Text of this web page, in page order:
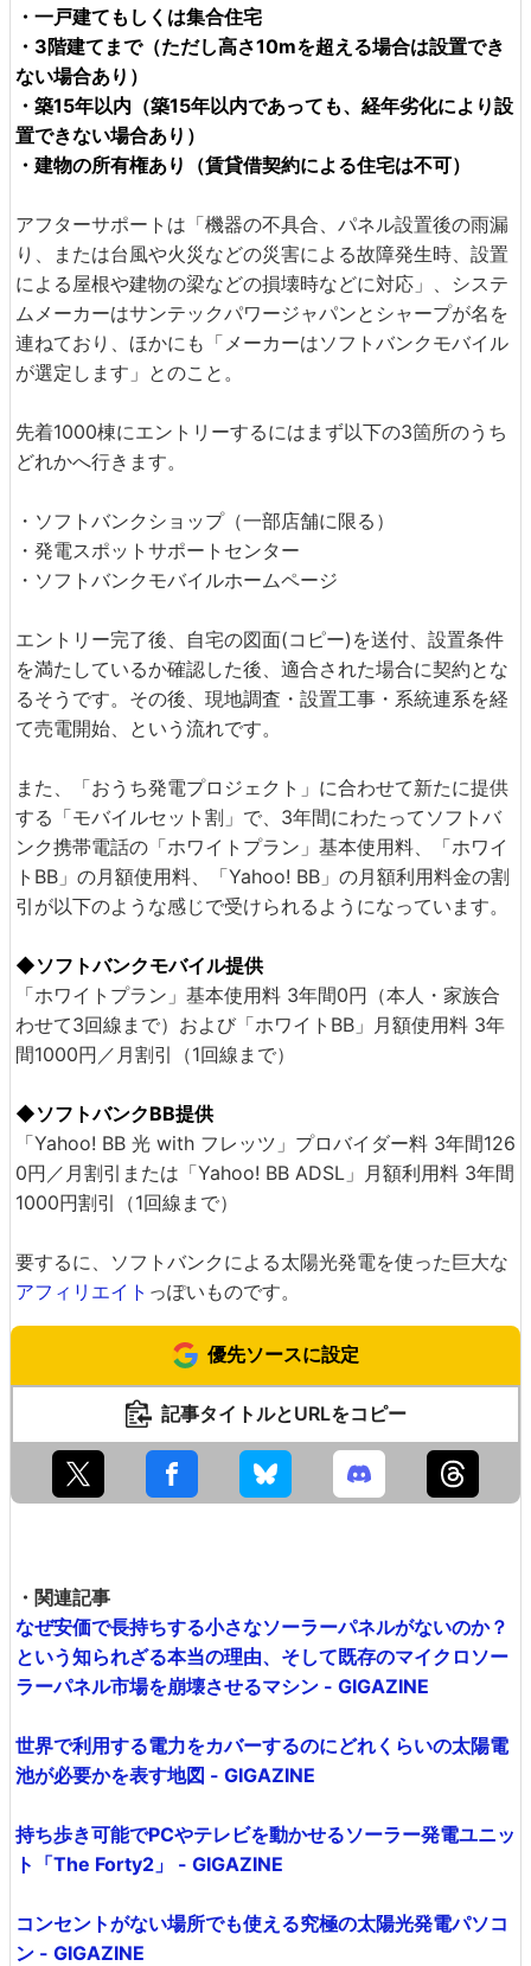
・一戸建てもしくは集合住宅
・3階建てまで（ただし高さ10mを超える場合は設置でき
ない場合あり）
・築15年以内（築15年以内であっても、経年劣化により設
置できない場合あり）
・建物の所有権あり（賃貸借契約による住宅は不可）
アフターサポートは「機器の不具合、パネル設置後の雨漏
り、または台風や火災などの災害による故障発生時、設置
による屋根や建物の梁などの損壊時などに対応」、システ
ムメーカーはサンテックパワージャパンとシャープが名を
連ねており、ほかにも「メーカーはソフトバンクモバイル
が選定します」とのこと。
先着1000棟にエントリーするにはまず以下の3箇所のうち
どれかへ行きます。
・ソフトバンクショップ（一部店舗に限る）
・発電スポットサポートセンター
・ソフトバンクモバイルホームページ
エントリー完了後、自宅の図面(コピー)を送付、設置条件
を満たしているか確認した後、適合された場合に契約とな
るそうです。その後、現地調査・設置工事・系統連系を経
て売電開始、という流れです。
また、「おうち発電プロジェクト」に合わせて新たに提供
する「モバイルセット割」で、3年間にわたってソフトバ
ンク携帯電話の「ホワイトプラン」基本使用料、「ホワイ
トBB」の月額使用料、「Yahoo! BB」の月額利用料金の割
引が以下のような感じで受けられるようになっています。
◆ソフトバンクモバイル提供
「ホワイトプラン」基本使用料 3年間0円（本人・家族合
わせて3回線まで）および「ホワイトBB」月額使用料 3年
間1000円／月割引（1回線まで）
◆ソフトバンクBB提供
「Yahoo! BB 光 with フレッツ」プロバイダー料 3年間126
0円／月割引または「Yahoo! BB ADSL」月額利用料 3年間
1000円割引（1回線まで）
要するに、ソフトバンクによる太陽光発電を使った巨大な
アフィリエイト っぽいものです。
優先ソースに設定
記事タイトルとURLをコピー
・関連記事
なぜ安価で長持ちする小さなソーラーパネルがないのか？
という知られざる本当の理由、そして既存のマイクロソー
ラーパネル市場を崩壊させるマシン - GIGAZINE
世界で利用する電力をカバーするのにどれくらいの太陽電
池が必要かを表す地図 - GIGAZINE
持ち歩き可能でPCやテレビを動かせるソーラー発電ユニッ
ト「The Forty2」 - GIGAZINE
コンセントがない場所でも使える究極の太陽光発電パソコ
ン - GIGAZINE